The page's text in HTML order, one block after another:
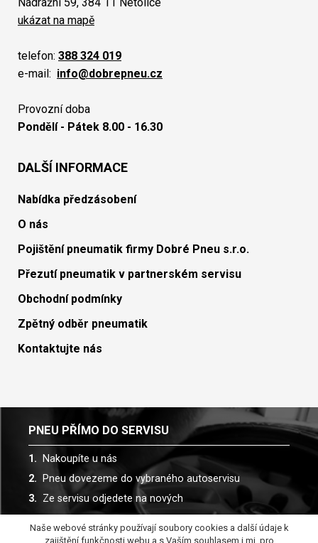
ukázat na mapě
telefon: 388 324 019
e-mail: info@dobrepneu.cz
Provozní doba
Pondělí - Pátek 8.00 - 16.30
DALŠÍ INFORMACE
Nabídka předzásobení
O nás
Pojištění pneumatik firmy Dobré Pneu s.r.o.
Přezutí pneumatik v partnerském servisu
Obchodní podmínky
Zpětný odběr pneumatik
Kontaktujte nás
PNEU PŘÍMO DO SERVISU
Nakoupíte u nás
Pneu dovezeme do vybraného autoservisu
Ze servisu odjedete na nových
Spolupracujeme s více než 30 autoservisy
Naše webové stránky používají soubory cookies a další údaje k
zajištění funkčnosti webu a s Vaším souhlasem i mj. pro